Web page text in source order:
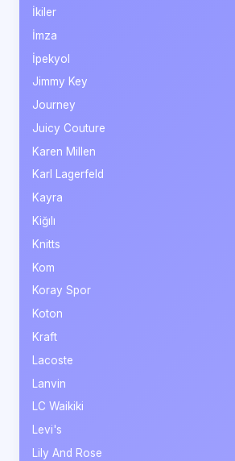
İkiler
İmza
İpekyol
Jimmy Key
Journey
Juicy Couture
Karen Millen
Karl Lagerfeld
Kayra
Kiğılı
Knitts
Kom
Koray Spor
Koton
Kraft
Lacoste
Lanvin
LC Waikiki
Levi's
Lily And Rose